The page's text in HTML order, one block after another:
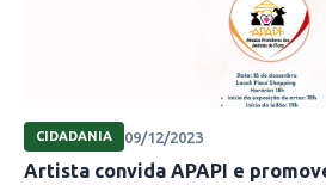
CIDADANIA 09/12/2023
Artista convida APAPI e